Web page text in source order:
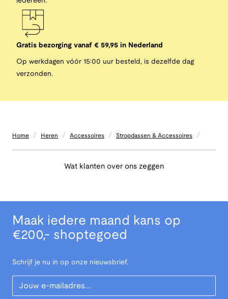
Gratis bezorging vanaf € 59,95 in Nederland
Op werkdagen vóór 15:00 uur besteld, is dezelfde dag
verzonden.
Home / Heren / Accessoires / Stropdassen & Accessoires /
Wat klanten over ons zeggen
Maak iedere maand kans op
€200,- shoptegoed
Schrijf je nu in op onze nieuwsbrief.
Your Email